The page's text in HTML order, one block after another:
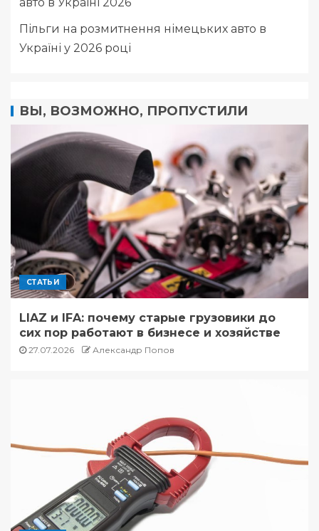
Пільги на розмитнення німецьких авто в
Україні у 2026 році
ВЫ, ВОЗМОЖНО, ПРОПУСТИЛИ
СТАТЬИ
LIAZ и IFA: почему старые грузовики до
сих пор работают в бизнесе и хозяйстве
27.07.2026 Александр Попов